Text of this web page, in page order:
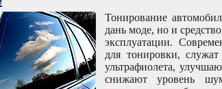
Тонирование
дань моде, но и
эксплуатации.
для тонировки,
ультрафиолета,
снижают уровень